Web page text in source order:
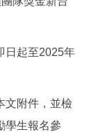
日起至2025年
文附件，並檢
學生報名參